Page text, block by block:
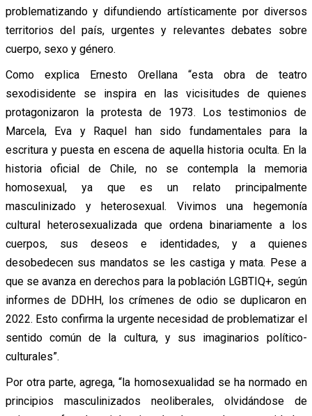
problematizando y difundiendo artísticamente por diversos
territorios del país, urgentes y relevantes debates sobre
cuerpo, sexo y género.
Como explica Ernesto Orellana “esta obra de teatro
sexodisidente se inspira en las vicisitudes de quienes
protagonizaron la protesta de 1973. Los testimonios de
Marcela, Eva y Raquel han sido fundamentales para la
escritura y puesta en escena de aquella historia oculta. En la
historia oficial de Chile, no se contempla la memoria
homosexual, ya que es un relato principalmente
masculinizado y heterosexual. Vivimos una hegemonía
cultural heterosexualizada que ordena binariamente a los
cuerpos, sus deseos e identidades, y a quienes
desobedecen sus mandatos se les castiga y mata. Pese a
que se avanza en derechos para la población LGBTIQ+, según
informes de DDHH, los crímenes de odio se duplicaron en
2022. Esto confirma la urgente necesidad de problematizar el
sentido común de la cultura, y sus imaginarios político-
culturales”.
Por otra parte, agrega, “la homosexualidad se ha normado en
principios masculinizados neoliberales, olvidándose de